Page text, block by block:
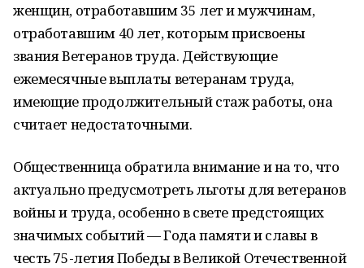
женщин, отработавшим 35 лет и мужчинам,
отработавшим 40 лет, которым присвоены
звания Ветеранов труда. Действующие
ежемесячные выплаты ветеранам труда,
имеющие продолжительный стаж работы, она
считает недостаточными.
Общественница обратила внимание и на то, что
актуально предусмотреть льготы для ветеранов
войны и труда, особенно в свете предстоящих
значимых событий — Года памяти и славы в
честь 75-летия Победы в Великой Отечественной